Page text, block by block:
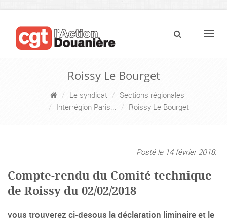
Roissy Le Bourget
Le syndicat
Sections régionales
Interrégion Paris...
Roissy Le Bourget
Posté le 14 février 2018.
Compte-rendu du Comité technique
de Roissy du 02/02/2018
vous trouverez ci-desous la déclaration liminaire et le